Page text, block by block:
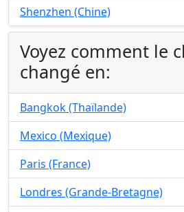
Shenzhen (Chine)
Voyez comment le
changé en:
Bangkok (Thaïlande)
Mexico (Mexique)
Paris (France)
Londres (Grande-Bretagne)